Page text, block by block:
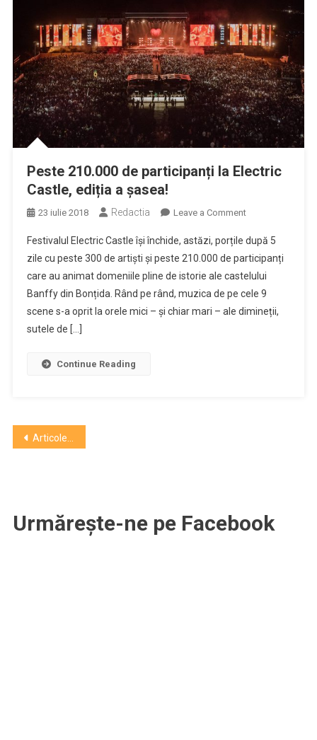
Peste 210.000 de participanți la Electric
Castle, ediția a șasea!
23 iulie 2018 Redactia Leave a Commenton
210.000
de
participanți
la
Electric
Festivalul Electric Castle își închide, astăzi, porțile după 5
zile cu peste 300 de artiști și peste 210.000 de participanți
care au animat domeniile pline de istorie ale castelului
Banffy din Bonțida. Rând pe rând, muzica de pe cele 9
scene s-a oprit la orele mici – și chiar mari – ale dimineții,
sutele de […]
Continue Reading
Navigare
Articole mai vechi
Urmărește-ne pe Facebook